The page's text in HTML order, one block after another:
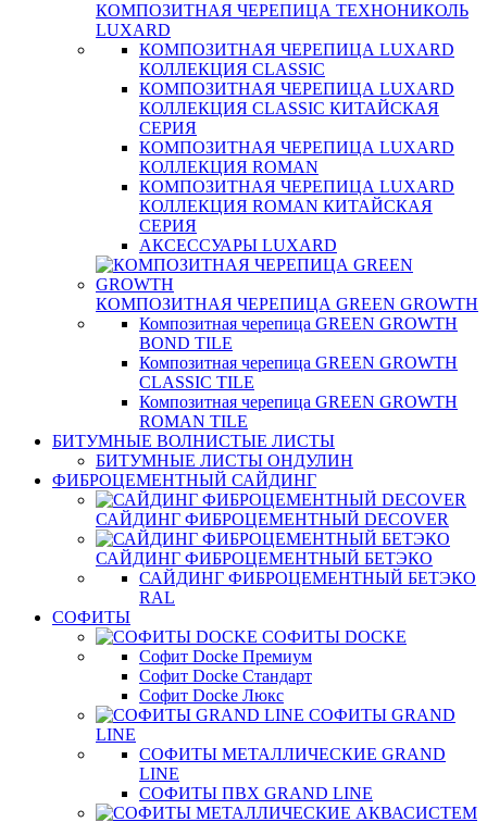
КОМПОЗИТНАЯ ЧЕРЕПИЦА ТЕХНОНИКОЛЬ
LUXARD
КОМПОЗИТНАЯ ЧЕРЕПИЦА LUXARD
КОЛЛЕКЦИЯ CLASSIC
КОМПОЗИТНАЯ ЧЕРЕПИЦА LUXARD
КОЛЛЕКЦИЯ CLASSIC КИТАЙСКАЯ
СЕРИЯ
КОМПОЗИТНАЯ ЧЕРЕПИЦА LUXARD
КОЛЛЕКЦИЯ ROMAN
КОМПОЗИТНАЯ ЧЕРЕПИЦА LUXARD
КОЛЛЕКЦИЯ ROMAN КИТАЙСКАЯ
СЕРИЯ
АКСЕССУАРЫ LUXARD
КОМПОЗИТНАЯ ЧЕРЕПИЦА GREEN GROWTH
Композитная черепица GREEN GROWTH
BOND TILE
Композитная черепица GREEN GROWTH
CLASSIC TILE
Композитная черепица GREEN GROWTH
ROMAN TILE
БИТУМНЫЕ ВОЛНИСТЫЕ ЛИСТЫ
БИТУМНЫЕ ЛИСТЫ ОНДУЛИН
ФИБРОЦЕМЕНТНЫЙ САЙДИНГ
САЙДИНГ ФИБРОЦЕМЕНТНЫЙ DECOVER
САЙДИНГ ФИБРОЦЕМЕНТНЫЙ БЕТЭКО
САЙДИНГ ФИБРОЦЕМЕНТНЫЙ БЕТЭКО
RAL
СОФИТЫ
СОФИТЫ DOCKE
Софит Docke Премиум
Софит Docke Стандарт
Софит Docke Люкс
СОФИТЫ GRAND
LINE
СОФИТЫ МЕТАЛЛИЧЕСКИЕ GRAND
LINE
СОФИТЫ ПВХ GRAND LINE